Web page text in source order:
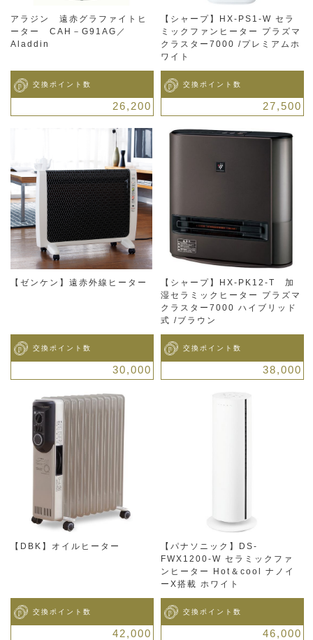
アラジン 遠赤グラファイトヒ
ーター CAH－G91AG／
Aladdin
交換ポイント数
26,200
【シャープ】HX-PS1-W セラ
ミックファンヒーター プラズマ
クラスター7000 /プレミアムホ
ワイト
交換ポイント数
27,500
【ゼンケン】遠赤外線ヒーター
交換ポイント数
30,000
【シャープ】HX-PK12-T 加
湿セラミックヒーター プラズマ
クラスター7000 ハイブリッド
式 /ブラウン
交換ポイント数
38,000
【DBK】オイルヒーター
交換ポイント数
42,000
【パナソニック】DS-
FWX1200-W セラミックファ
ンヒーター Hot＆cool ナノイ
ーX搭載 ホワイト
交換ポイント数
46,000